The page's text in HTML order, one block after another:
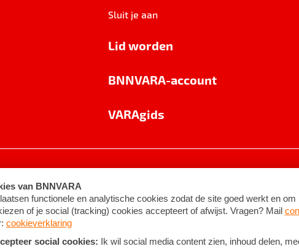
Sluit je aan
Lid worden
BNNVARA-account
VARAgids
Algemene voorwaarden ©2026BNNVARA